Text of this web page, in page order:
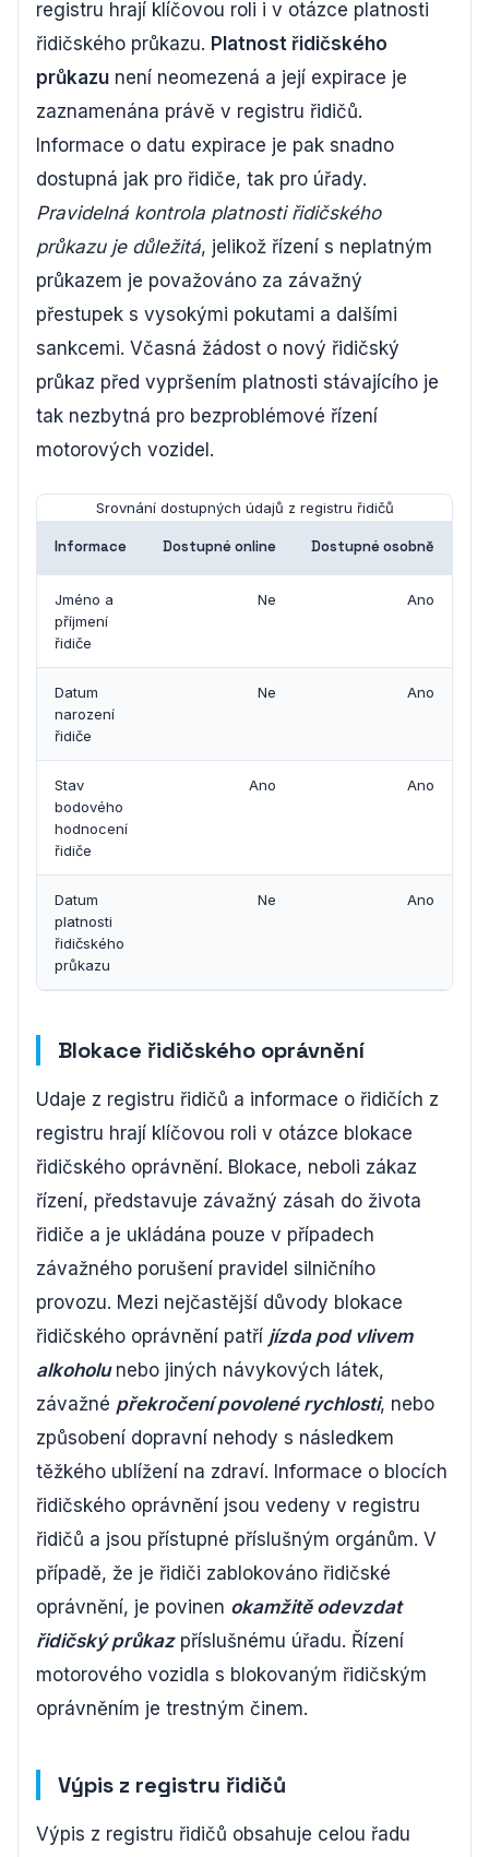
registru hrají klíčovou roli i v otázce platnosti
řidičského průkazu. Platnost řidičského
průkazu není neomezená a její expirace je
zaznamenána právě v registru řidičů.
Informace o datu expirace je pak snadno
dostupná jak pro řidiče, tak pro úřady.
Pravidelná kontrola platnosti řidičského
průkazu je důležitá, jelikož řízení s neplatným
průkazem je považováno za závažný
přestupek s vysokými pokutami a dalšími
sankcemi. Včasná žádost o nový řidičský
průkaz před vypršením platnosti stávajícího je
tak nezbytná pro bezproblémové řízení
motorových vozidel.
Srovnání dostupných údajů z registru řidičů
Informace Dostupné online Dostupné osobně
Jméno a
příjmení
řidiče
Ne Ano
Datum
narození
řidiče
Ne Ano
Stav
bodového
hodnocení
řidiče
Ano Ano
Datum
platnosti
řidičského
průkazu
Ne Ano
Blokace řidičského oprávnění
Udaje z registru řidičů a informace o řidičích z
registru hrají klíčovou roli v otázce blokace
řidičského oprávnění. Blokace, neboli zákaz
řízení, představuje závažný zásah do života
řidiče a je ukládána pouze v případech
závažného porušení pravidel silničního
provozu. Mezi nejčastější důvody blokace
řidičského oprávnění patří jízda pod vlivem
alkoholunebo jiných návykových látek,
závažné překročení povolené rychlosti, nebo
způsobení dopravní nehody s následkem
těžkého ublížení na zdraví. Informace o blocích
řidičského oprávnění jsou vedeny v registru
řidičů a jsou přístupné příslušným orgánům. V
případě, že je řidiči zablokováno řidičské
oprávnění, je povinen okamžitě odevzdat
řidičský průkazpříslušnému úřadu. Řízení
motorového vozidla s blokovaným řidičským
oprávněním je trestným činem.
Výpis z registru řidičů
Výpis z registru řidičů obsahuje celou řadu